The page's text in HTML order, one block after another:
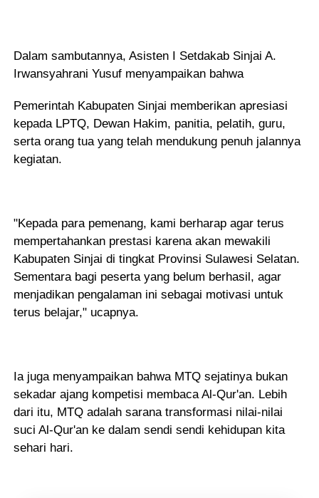
Dalam sambutannya, Asisten I Setdakab Sinjai A.
Irwansyahrani Yusuf menyampaikan bahwa
Pemerintah Kabupaten Sinjai memberikan apresiasi
kepada LPTQ, Dewan Hakim, panitia, pelatih, guru,
serta orang tua yang telah mendukung penuh jalannya
kegiatan.
"Kepada para pemenang, kami berharap agar terus
mempertahankan prestasi karena akan mewakili
Kabupaten Sinjai di tingkat Provinsi Sulawesi Selatan.
Sementara bagi peserta yang belum berhasil, agar
menjadikan pengalaman ini sebagai motivasi untuk
terus belajar," ucapnya.
Ia juga menyampaikan bahwa MTQ sejatinya bukan
sekadar ajang kompetisi membaca Al-Qur'an. Lebih
dari itu, MTQ adalah sarana transformasi nilai-nilai
suci Al-Qur'an ke dalam sendi sendi kehidupan kita
sehari hari.